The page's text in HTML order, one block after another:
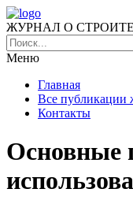
ЖУРНАЛ О
Меню
Главная
Все публикации
Контакты
Основные